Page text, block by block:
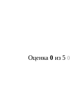
Оценка 0 из 5 0